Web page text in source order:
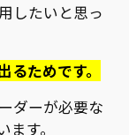
したいと思っ
ためです。
ダーが必要な
す。